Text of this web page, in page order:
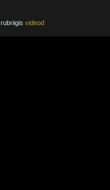
rubriigis videod